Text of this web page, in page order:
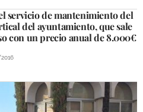
servicio de mantenimiento del
del ayuntamiento, que sale
con un precio anual de 8.000€